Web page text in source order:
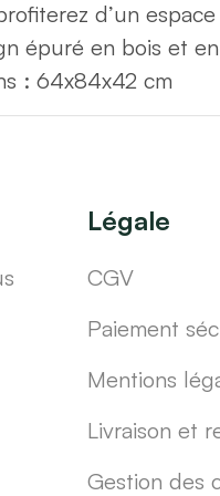
d’un
épuré en bois et en
: 64x84x42 cm
Légale
CGV
Paiement
Mentions
Livraison et
Gestion des